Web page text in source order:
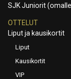
SJK Juniorit
OTTELUT
Liput ja kausikortit
Liput
Kausikortit
VIP